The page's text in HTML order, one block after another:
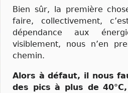
Bien sûr, la première
faire, collectivement,
dépendance aux
visiblement, nous n’en
chemin.
Alors à défaut, il nous
des pics à plus de